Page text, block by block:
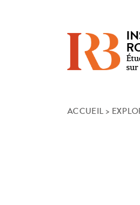
sur
ACCUEIL >